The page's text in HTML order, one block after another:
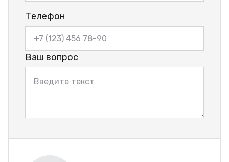
Телефон
Ваш вопрос